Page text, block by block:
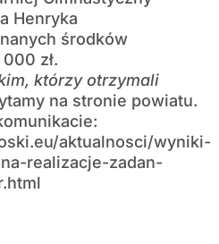
Henryka
środków
zł.
którzy otrzymali
na stronie powiatu.
aktualnosci/wyniki-
realizacje-zadan-